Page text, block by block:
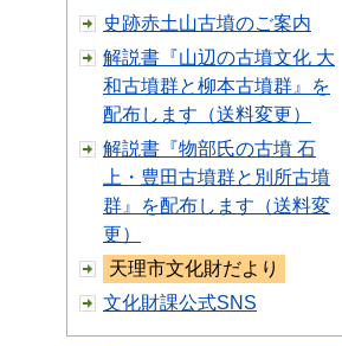
史跡赤土山古墳のご案内
解説書『山辺の古墳文化 大
和古墳群と柳本古墳群』を
配布します（送料変更）
解説書『物部氏の古墳 石
上・豊田古墳群と別所古墳
群』を配布します（送料変
更）
天理市文化財だより
文化財課公式SNS